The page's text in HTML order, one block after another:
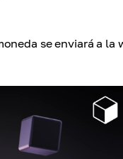
se enviará a